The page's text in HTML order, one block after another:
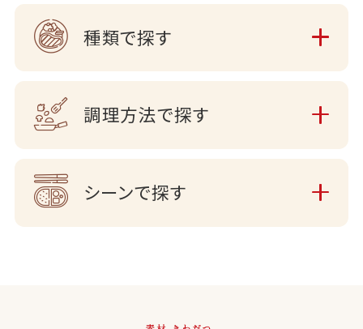
種類で探す
調理方法で探す
シーンで探す